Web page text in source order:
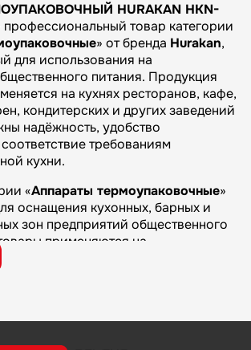
HURAKAN HKN-
профессиональный товар категории
» от бренда Hurakan,
для использования на
питания. Продукция
на кухнях ресторанов, кафе,
кондитерских и других заведений
надёжность, удобство
требованиям
кухни.
«Аппараты термоупаковочные»
оснащения кухонных, барных и
зон предприятий общественного
применяются на
кухнях ресторанов и кафе, в
кондитерских и на пищевых